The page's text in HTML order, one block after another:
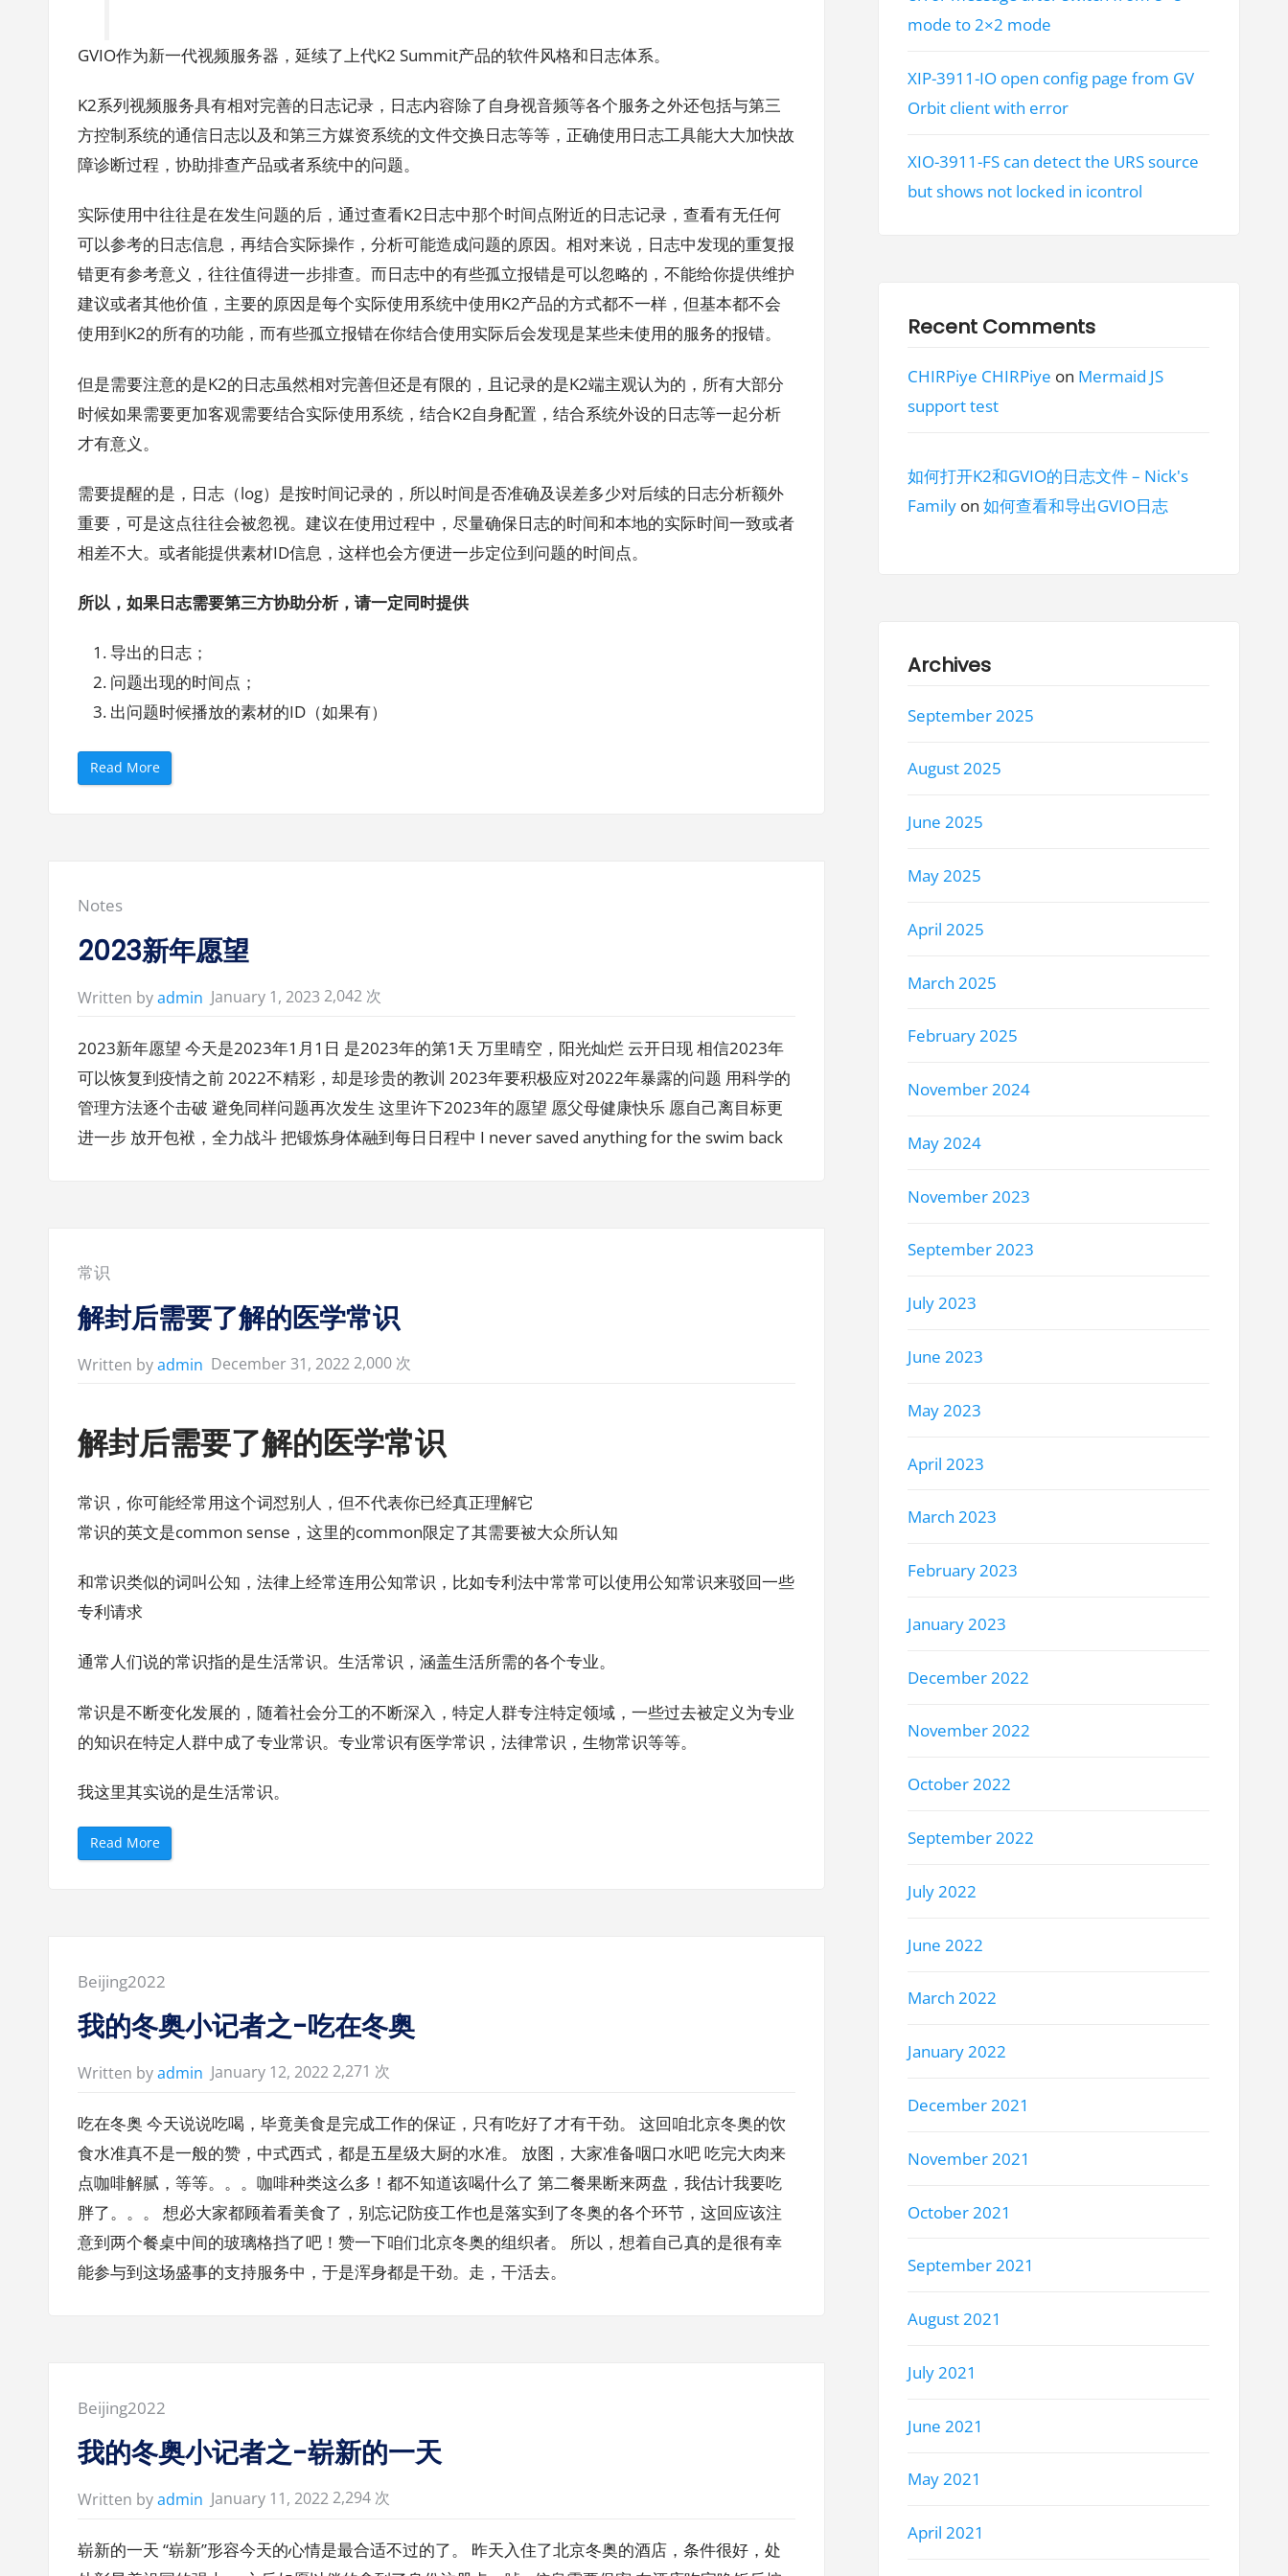
GVIO作为新一代视频服务器，延续了上代K2 Summit产品的软件风格和日志体系。
K2系列视频服务具有相对完善的日志记录，日志内容除了自身视音频等各个服务之外还包括与第三
方控制系统的通信日志以及和第三方媒资系统的文件交换日志等等，正确使用日志工具能大大加快故
障诊断过程，协助排查产品或者系统中的问题。
实际使用中往往是在发生问题的后，通过查看K2日志中那个时间点附近的日志记录，查看有无任何
可以参考的日志信息，再结合实际操作，分析可能造成问题的原因。相对来说，日志中发现的重复报
错更有参考意义，往往值得进一步排查。而日志中的有些孤立报错是可以忽略的，不能给你提供维护
建议或者其他价值，主要的原因是每个实际使用系统中使用K2产品的方式都不一样，但基本都不会
使用到K2的所有的功能，而有些孤立报错在你结合使用实际后会发现是某些未使用的服务的报错。
但是需要注意的是K2的日志虽然相对完善但还是有限的，且记录的是K2端主观认为的，所有大部分
时候如果需要更加客观需要结合实际使用系统，结合K2自身配置，结合系统外设的日志等一起分析
才有意义。
需要提醒的是，日志（log）是按时间记录的，所以时间是否准确及误差多少对后续的日志分析额外
重要，可是这点往往会被忽视。建议在使用过程中，尽量确保日志的时间和本地的实际时间一致或者
相差不大。或者能提供素材ID信息，这样也会方便进一步定位到问题的时间点。
所以，如果日志需要第三方协助分析，请一定同时提供
导出的日志；
问题出现的时间点；
出问题时候播放的素材的ID（如果有）
Read More“
如
志
”
Posted
in:
Notes
2023新年愿望
Written byadmin January 1, 2023 2,042 次
2023新年愿望 今天是2023年1月1日 是2023年的第1天 万里晴空，阳光灿烂 云开日现 相信2023年
可以恢复到疫情之前 2022不精彩，却是珍贵的教训 2023年要积极应对2022年暴露的问题 用科学的
管理方法逐个击破 避免同样问题再次发生 这里许下2023年的愿望 愿父母健康快乐 愿自己离目标更
进一步 放开包袱，全力战斗 把锻炼身体融到每日日程中 I never saved anything for the swim back
Posted
in:
常识
解封后需要了解的医学常识
Written byadmin December 31, 20222,000 次
解封后需要了解的医学常识
常识，你可能经常用这个词怼别人，但不代表你已经真正理解它
常识的英文是common sense，这里的common限定了其需要被大众所认知
和常识类似的词叫公知，法律上经常连用公知常识，比如专利法中常常可以使用公知常识来驳回一些
专利请求
通常人们说的常识指的是生活常识。生活常识，涵盖生活所需的各个专业。
常识是不断变化发展的，随着社会分工的不断深入，特定人群专注特定领域，一些过去被定义为专业
的知识在特定人群中成了专业常识。专业常识有医学常识，法律常识，生物常识等等。
我这里其实说的是生活常识。
Read More“
解
学
常
”
Posted
in:
Beijing2022
我的冬奥小记者之-吃在冬奥
Written byadmin January 12, 20222,271 次
吃在冬奥 今天说说吃喝，毕竟美食是完成工作的保证，只有吃好了才有干劲。 这回咱北京冬奥的饮
食水准真不是一般的赞，中式西式，都是五星级大厨的水准。 放图，大家准备咽口水吧 吃完大肉来
点咖啡解腻，等等。。。咖啡种类这么多！都不知道该喝什么了 第二餐果断来两盘，我估计我要吃
胖了。。。 想必大家都顾着看美食了，别忘记防疫工作也是落实到了冬奥的各个环节，这回应该注
意到两个餐桌中间的玻璃格挡了吧！赞一下咱们北京冬奥的组织者。 所以，想着自己真的是很有幸
能参与到这场盛事的支持服务中，于是浑身都是干劲。走，干活去。
Posted
in:
Beijing2022
我的冬奥小记者之-崭新的一天
Written byadmin January 11, 20222,294 次
崭新的一天 “崭新”形容今天的心情是最合适不过的了。 昨天入住了北京冬奥的酒店，条件很好，处
mode to 2×2 mode
XIP-3911-IO open config page from GV
Orbit client with error
XIO-3911-FS can detect the URS source
but shows not locked in icontrol
Recent Comments
CHIRPiye CHIRPiye on Mermaid JS
support test
如何打开K2和GVIO的日志文件 – Nick's
Family on如何查看和导出GVIO日志
Archives
September 2025
August 2025
June 2025
May 2025
April 2025
March 2025
February 2025
November 2024
May 2024
November 2023
September 2023
July 2023
June 2023
May 2023
April 2023
March 2023
February 2023
January 2023
December 2022
November 2022
October 2022
September 2022
July 2022
June 2022
March 2022
January 2022
December 2021
November 2021
October 2021
September 2021
August 2021
July 2021
June 2021
May 2021
April 2021